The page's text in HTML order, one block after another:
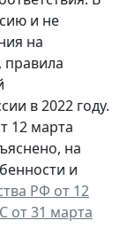
и не
на
правила
в 2022 году.
12 марта
на
и
РФ от 12
от 31 марта